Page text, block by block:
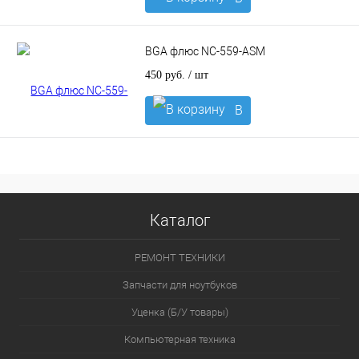
корзину
BGA флюс NC-559-ASM
450 руб. / шт
В
корзину
Каталог
РЕМОНТ ТЕХНИКИ
Запчасти для ноутбуков
Уценка (Б/У товары)
Компьютерная техника